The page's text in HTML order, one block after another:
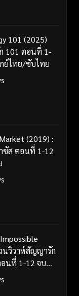
101 (2025)
101 ตอนที่ 1-
ากย์ไทย/ซับไทย
(2019) :
ซัส ตอนที่ 1-12
นวิวาห์สัญญารัก
นที่ 1-12 จบ
บไทย